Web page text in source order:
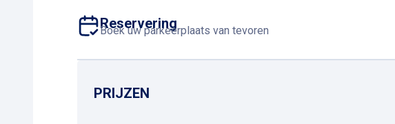
Reservering
Boek uw parkeerplaats van tevoren
PRIJZEN